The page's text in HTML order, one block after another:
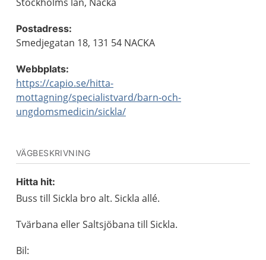
Postadress:
Smedjegatan 18, 131 54 NACKA
Webbplats:
https://capio.se/hitta-
mottagning/specialistvard/barn-och-
ungdomsmedicin/sickla/
VÄGBESKRIVNING
Hitta hit:
Buss till Sickla bro alt. Sickla allé.
Tvärbana eller Saltsjöbana till Sickla.
Bil: